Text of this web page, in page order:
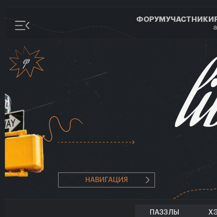
ФОРУМУЧАСТНИКИ
НАВИГАЦИЯ
ПАЗЗЛЫ